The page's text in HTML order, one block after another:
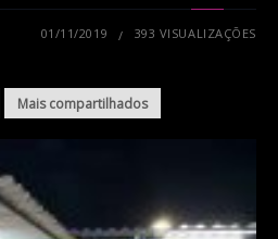
01/11/2019 393 VISUALIZAÇÕES
Mais compartilhados